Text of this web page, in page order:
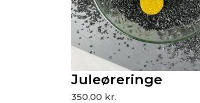
Juleøreringe
350,00 kr.